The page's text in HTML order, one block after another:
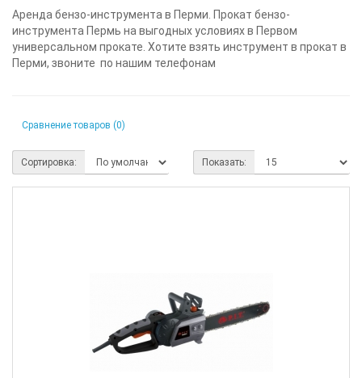
Аренда бензо-инструмента в Перми. Прокат бензо-
инструмента Пермь на выгодных условиях в Первом
универсальном прокате. Хотите взять инструмент в прокат в
Перми, звоните по нашим телефонам
Сравнение товаров (0)
Сортировка: Показать: